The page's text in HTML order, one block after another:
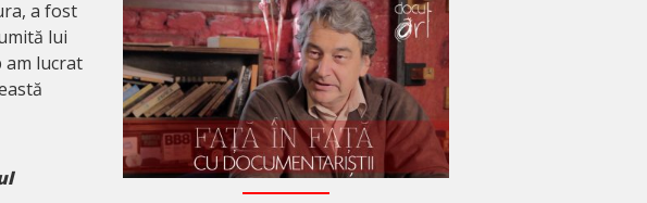
a fost
lui
am lucrat